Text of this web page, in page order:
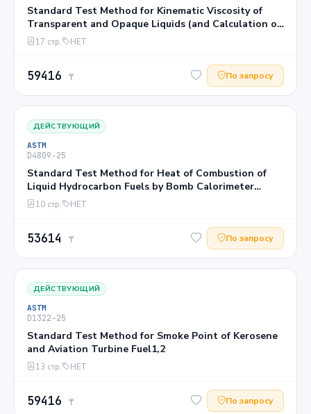
Standard Test Method for Kinematic Viscosity of
Transparent and Opaque Liquids (and Calculation of
Dynamic Viscosity)1
17 стр. НЕТ
59416 ₸ По запросу
ДЕЙСТВУЮЩИЙ
ASTM
D4809−25
Standard Test Method for Heat of Combustion of
Liquid Hydrocarbon Fuels by Bomb Calorimeter
(Precision Method)1
10 стр. НЕТ
53614 ₸ По запросу
ДЕЙСТВУЮЩИЙ
ASTM
D1322−25
Standard Test Method for Smoke Point of Kerosene
and Aviation Turbine Fuel1,2
13 стр. НЕТ
59416 ₸ По запросу